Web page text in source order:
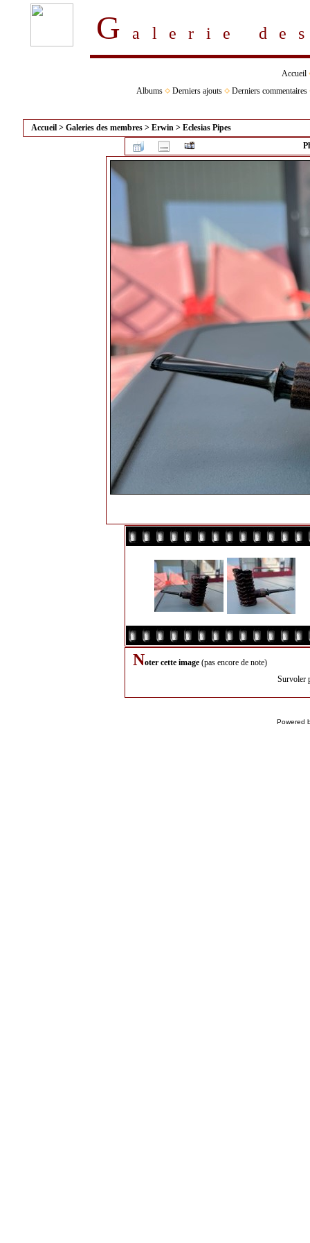
Galerie
Accueil
Albums
Derniers ajouts Derniers commentaires
Accueil > Galeries des membres > Erwin > Eclesias Pipes
Noter cette image (pas encore de note)
Survoler
Powered